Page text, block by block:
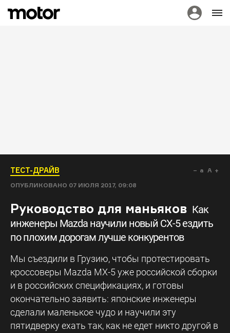
ТЕСТ-ДРАЙВ
ОПУБЛИКОВАНО 07 ИЮЛЯ 2017, 09:08
a A
Руководство для маньяков Как
инженеры Mazda научили новый CX-5 ездить
по плохим дорогам лучше конкурентов
Мы съездили в Грузию, чтобы протестировать
кроссоверы Mazda MX-5 уже российской сборки
и в российских спецификациях, и готовы
окончательно заявить: японские инженеры
сделали маленькое чудо и научили эту
пятидверку ехать так, как не едет никто другой в